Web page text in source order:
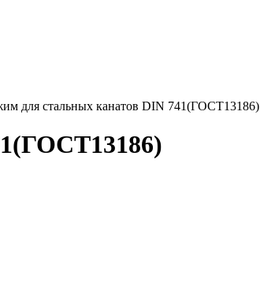
для стальных канатов DIN 741(ГОСТ13186)